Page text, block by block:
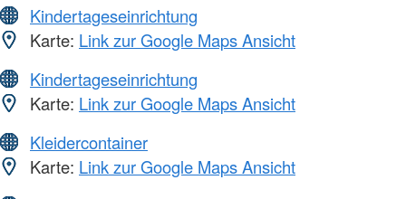
Kindertageseinrichtung
Karte: Link zur Google Maps Ansicht
Kindertageseinrichtung
Karte: Link zur Google Maps Ansicht
Kleidercontainer
Karte: Link zur Google Maps Ansicht